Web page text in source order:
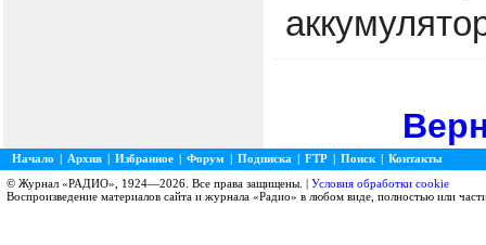
Начало | Архив | Избранное | Форум | Подписка | FTP | Поиск | Контакты
© Журнал «РАДИО», 1924—2026. Все права защищены. | Условия обработки cookie
Воспроизведение материалов сайта и журнала «Радио» в любом виде, полностью или